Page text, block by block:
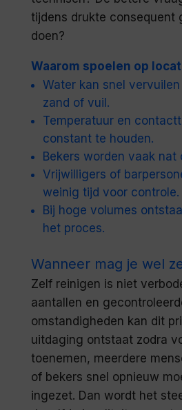
tijdens drukte consequent
doen?
Waarom spoelen op
Water kan snel
zand of vuil.
Temperatuur en
constant te houden.
Bekers worden vaak nat
Vrijwilligers of
weinig tijd voor controle.
Bij hoge volumes
het proces.
Wanneer mag je wel
Zelf reinigen is niet
aantallen en
omstandigheden kan dit
uitdaging ontstaat zodra
toenemen, meerdere
of bekers snel opnieuw
ingezet. Dan wordt het